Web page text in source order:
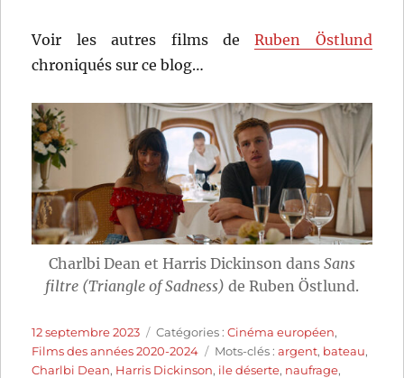
Voir les autres films deRuben Östlund
chroniqués sur ce blog…
Charlbi Dean et Harris Dickinson dans Sans
filtre (Triangle of Sadness) de Ruben Östlund.
Publié
le
12 septembre 2023 Catégories
Catégories :Cinéma européen,
Films des années 2020-2024
Étiquettes
Mots-clés :argent, bateau,
Charlbi Dean, Harris Dickinson, ile déserte, naufrage,